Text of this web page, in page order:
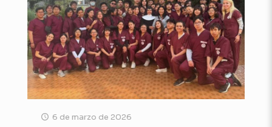
6 de marzo de 2026